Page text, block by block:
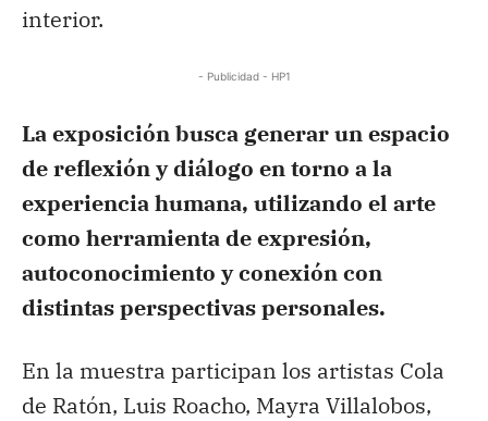
interior.
- Publicidad - HP1
La exposición busca generar un espacio
de reflexión y diálogo en torno a la
experiencia humana, utilizando el arte
como herramienta de expresión,
autoconocimiento y conexión con
distintas perspectivas personales.
En la muestra participan los artistas Cola
de Ratón, Luis Roacho, Mayra Villalobos,